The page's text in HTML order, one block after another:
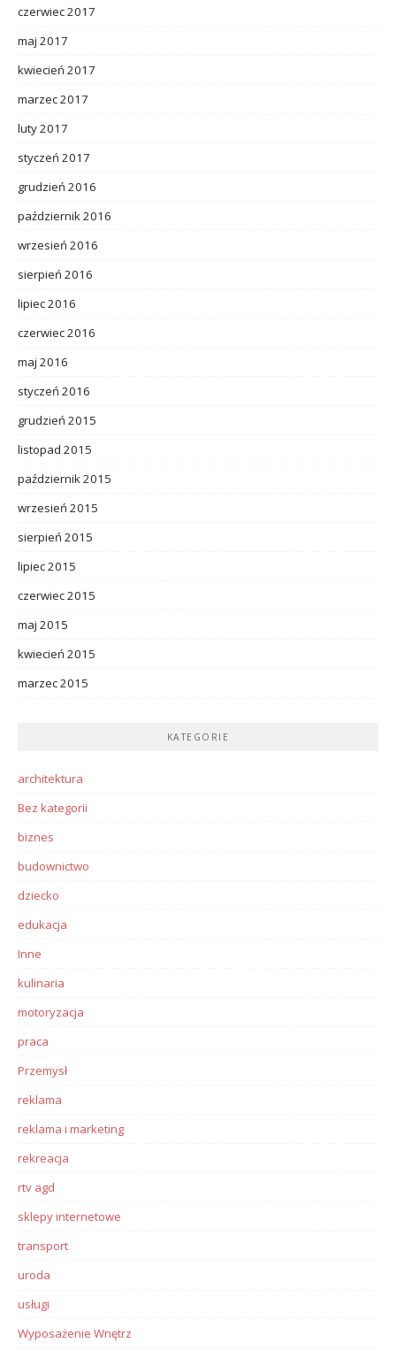
czerwiec 2017
maj 2017
kwiecień 2017
marzec 2017
luty 2017
styczeń 2017
grudzień 2016
październik 2016
wrzesień 2016
sierpień 2016
lipiec 2016
czerwiec 2016
maj 2016
styczeń 2016
grudzień 2015
listopad 2015
październik 2015
wrzesień 2015
sierpień 2015
lipiec 2015
czerwiec 2015
maj 2015
kwiecień 2015
marzec 2015
KATEGORIE
architektura
Bez kategorii
biznes
budownictwo
dziecko
edukacja
Inne
kulinaria
motoryzacja
praca
Przemysł
reklama
reklama i marketing
rekreacja
rtv agd
sklepy internetowe
transport
uroda
usługi
Wyposażenie Wnętrz